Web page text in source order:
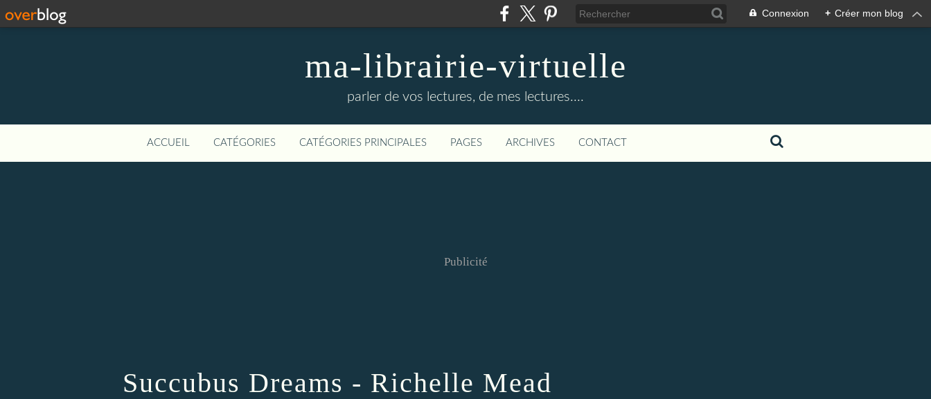
Connexion + Créer mon blog
ma-librairie-virtuelle
parler de vos lectures, de mes lectures....
ACCUEIL CATÉGORIES CATÉGORIES PRINCIPALES PAGES ARCHIVES CONTACT
Publicité
Succubus Dreams - Richelle Mead